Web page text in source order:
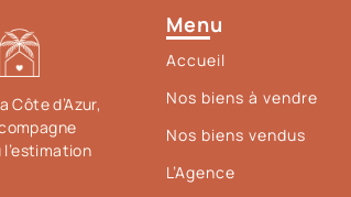
Côte d’Azur,
Menu
Accueil
Nos biens à vendre
Nos biens vendus
L’Agence